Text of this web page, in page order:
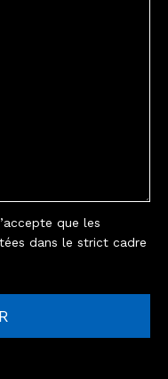
que les
dans le strict cadre